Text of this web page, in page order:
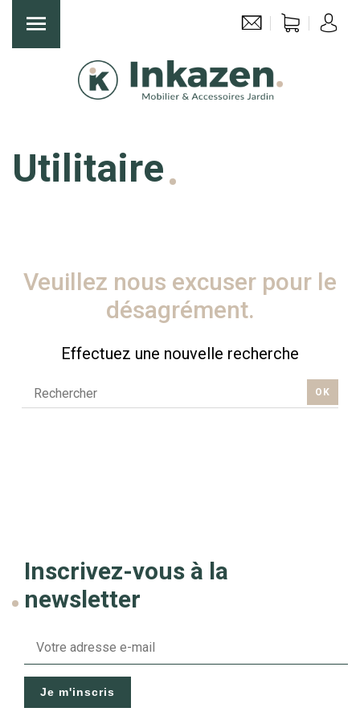
Utilitaire
Veuillez nous excuser pour le
désagrément.
Effectuez une nouvelle recherche
OK
Inscrivez-vous à la
newsletter